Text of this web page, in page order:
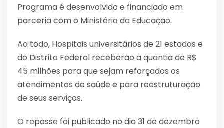
Programa é desenvolvido e financiado em
parceria com o Ministério da Educação.
Ao todo, Hospitais universitários de 21 estados e
do Distrito Federal receberão a quantia de R$
45 milhões para que sejam reforçados os
atendimentos de saúde e para reestruturação
de seus serviços.
O repasse foi publicado no dia 31 de dezembro